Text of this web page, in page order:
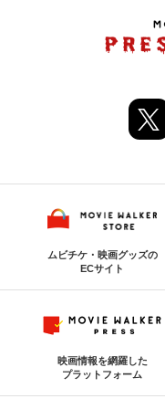
ムビチケ・映画グッズの
ECサイト
映画情報を網羅した
プラットフォーム